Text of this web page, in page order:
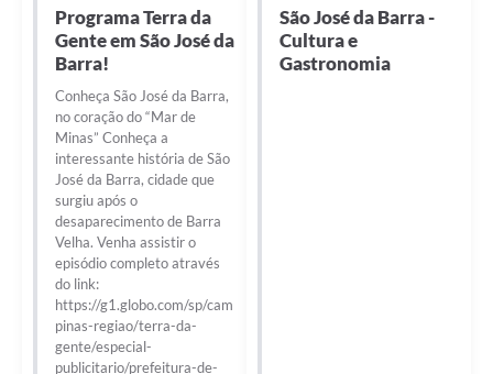
Programa Terra da
Gente em São José da
Barra!
Conheça São José da Barra,
no coração do “Mar de
Minas” Conheça a
interessante história de São
José da Barra, cidade que
surgiu após o
desaparecimento de Barra
Velha. Venha assistir o
episódio completo através
do link:
https://g1.globo.com/sp/cam
pinas-regiao/terra-da-
gente/especial-
publicitario/prefeitura-de-
São José da Barra -
Cultura e
Gastronomia